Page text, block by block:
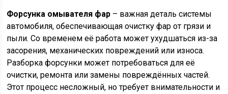
Форсунка омывателя фар – важная деталь системы
автомобиля, обеспечивающая очистку фар от грязи и
пыли. Со временем её работа может ухудшаться из-за
засорения, механических повреждений или износа.
Разборка форсунки может потребоваться для её
очистки, ремонта или замены повреждённых частей.
Этот процесс несложный, но требует внимательности и